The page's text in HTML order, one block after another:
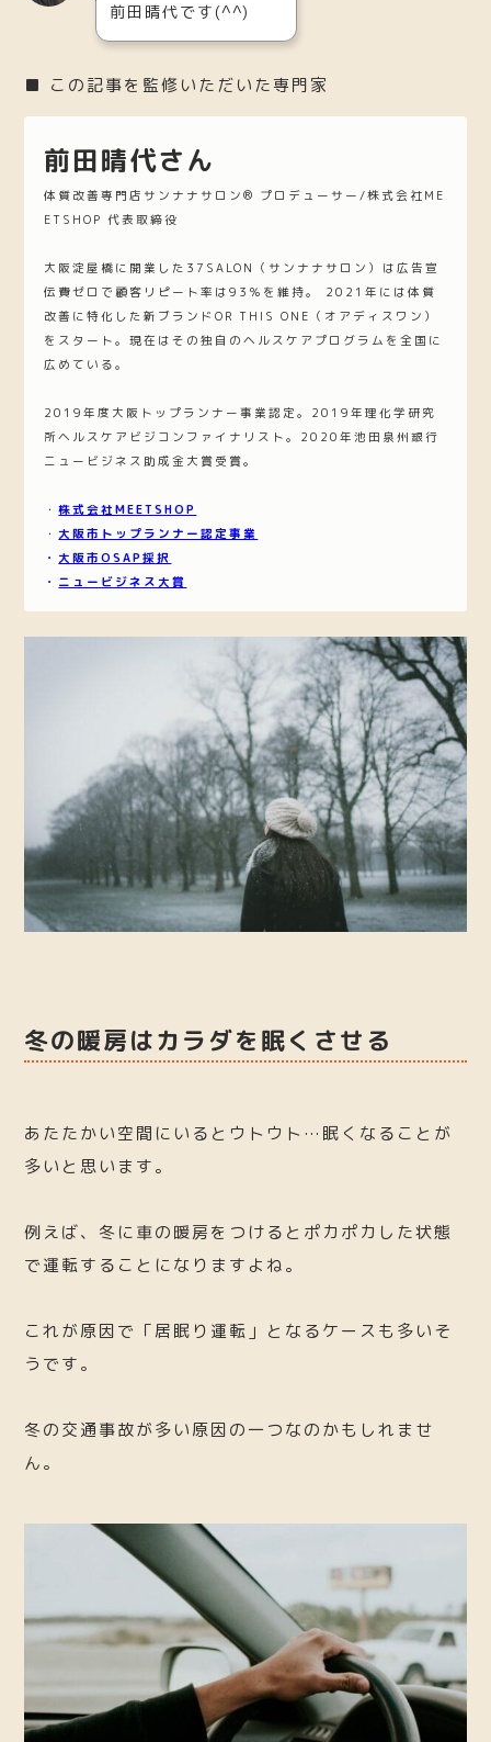
前田晴代です(^^)
■ この記事を監修いただいた専門家
前田晴代さん
体質改善専門店サンナナサロン®︎ プロデューサー/株式会社ME
ETSHOP 代表取締役
大阪淀屋橋に開業した37SALON（サンナナサロン）は広告宣
伝費ゼロで顧客リピート率は93％を維持。 2021年には体質
改善に特化した新ブランドOR THIS ONE（オアディスワン）
をスタート。現在はその独自のヘルスケアプログラムを全国に
広めている。
2019年度大阪トップランナー事業認定。2019年理化学研究
所ヘルスケアビジコンファイナリスト。2020年池田泉州銀行
ニュービジネス助成金大賞受賞。
・株式会社MEETSHOP
・大阪市トップランナー認定事業
・大阪市OSAP採択
・ ニュービジネス大賞
冬の暖房はカラダを眠くさせる
あたたかい空間にいるとウトウト…眠くなることが
多いと思います。
例えば、冬に車の暖房をつけるとポカポカした状態
で運転することになりますよね。
これが原因で「居眠り運転」となるケースも多いそ
うです。
冬の交通事故が多い原因の一つなのかもしれませ
ん。